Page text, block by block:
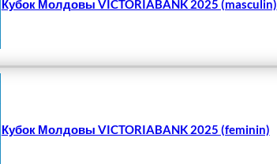
Кубок Молдовы VICTORIABANK 2025 (masculin)
Кубок Молдовы VICTORIABANK 2025 (feminin)